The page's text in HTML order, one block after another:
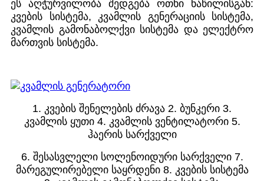
ეს აღჭურვილობა შედგება ოთხი ნაწილისგან:
კვების სისტემა, კვამლის გენერაციის სისტემა,
კვამლის გამონაბოლქვი სისტემა და ელექტრო
მართვის სისტემა.
1. კვების შენელების ძრავა 2. ბუნკერი 3.
კვამლის ყუთი 4. კვამლის ვენტილატორი 5.
ჰაერის სარქველი
6. შესასვლელი სოლენოიდური სარქველი 7.
მარეგულირებელი საყრდენი 8. კვების სისტემა